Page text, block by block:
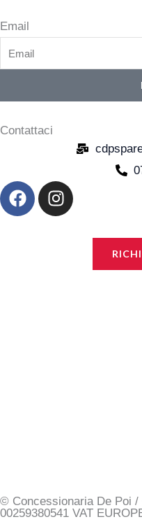
Email
Contattaci
F
a
I
n
© Concessionaria De Poi /
00259380541 VAT